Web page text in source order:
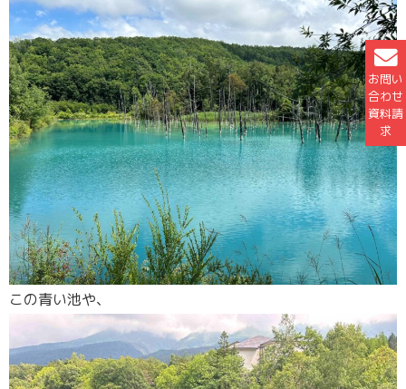
お問い
合わせ
資料請
求
この青い池や、